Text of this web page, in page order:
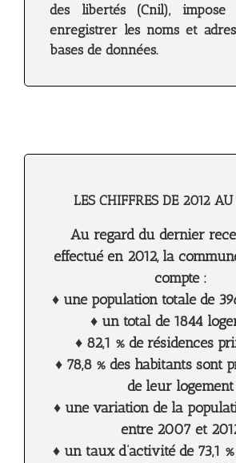
des libertés (Cnil),
enregistrer les noms et
bases de données.
LES CHIFFRES DE 2012
Au regard du dernier
effectué en 2012, la
compte :
♦ une population totale de
♦ un total de 1844
♦ 82,1 % de résidences
♦ 78,8 % des habitants sont
de leur logement
♦ une variation de la
entre 2007 et
♦ un taux d’activité de 73,1